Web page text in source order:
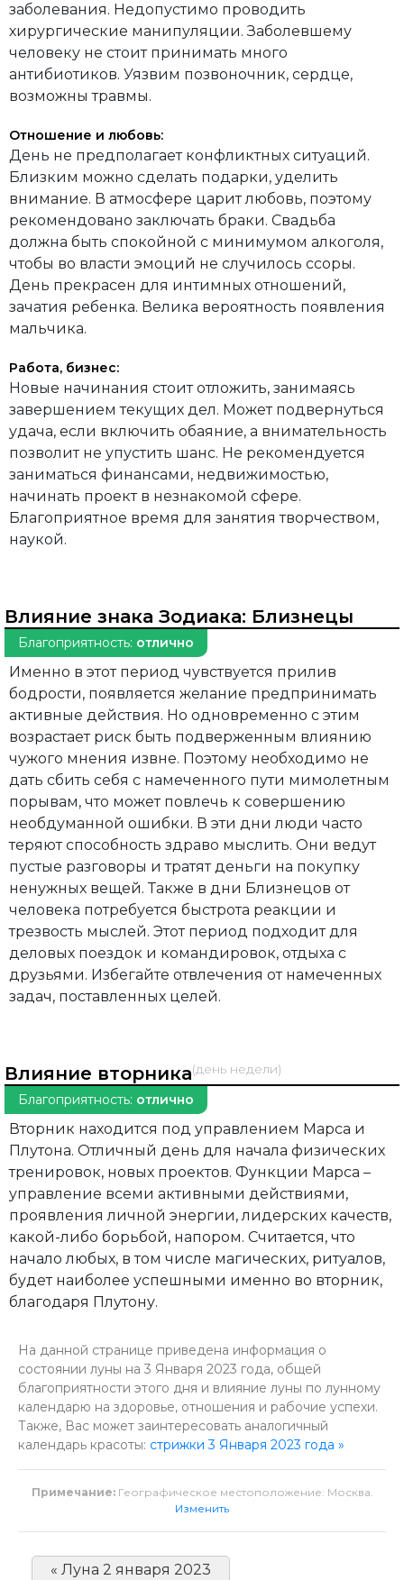
заболевания. Недопустимо проводить
хирургические манипуляции. Заболевшему
человеку не стоит принимать много
антибиотиков. Уязвим позвоночник, сердце,
возможны травмы.
Отношение и любовь:
День не предполагает конфликтных ситуаций.
Близким можно сделать подарки, уделить
внимание. В атмосфере царит любовь, поэтому
рекомендовано заключать браки. Свадьба
должна быть спокойной с минимумом алкоголя,
чтобы во власти эмоций не случилось ссоры.
День прекрасен для интимных отношений,
зачатия ребенка. Велика вероятность появления
мальчика.
Работа, бизнес:
Новые начинания стоит отложить, занимаясь
завершением текущих дел. Может подвернуться
удача, если включить обаяние, а внимательность
позволит не упустить шанс. Не рекомендуется
заниматься финансами, недвижимостью,
начинать проект в незнакомой сфере.
Благоприятное время для занятия творчеством,
наукой.
Влияние знака Зодиака: Близнецы
Благоприятность: отлично
Именно в этот период чувствуется прилив
бодрости, появляется желание предпринимать
активные действия. Но одновременно с этим
возрастает риск быть подверженным влиянию
чужого мнения извне. Поэтому необходимо не
дать сбить себя с намеченного пути мимолетным
порывам, что может повлечь к совершению
необдуманной ошибки. В эти дни люди часто
теряют способность здраво мыслить. Они ведут
пустые разговоры и тратят деньги на покупку
ненужных вещей. Также в дни Близнецов от
человека потребуется быстрота реакции и
трезвость мыслей. Этот период подходит для
деловых поездок и командировок, отдыха с
друзьями. Избегайте отвлечения от намеченных
задач, поставленных целей.
Влияние вторника(день недели)
Благоприятность: отлично
Вторник находится под управлением Марса и
Плутона. Отличный день для начала физических
тренировок, новых проектов. Функции Марса –
управление всеми активными действиями,
проявления личной энергии, лидерских качеств,
какой-либо борьбой, напором. Считается, что
начало любых, в том числе магических, ритуалов,
будет наиболее успешными именно во вторник,
благодаря Плутону.
На данной странице приведена информация о
состоянии луны на 3 Января 2023 года, общей
благоприятности этого дня и влияние луны по лунному
календарю на здоровье, отношения и рабочие успехи.
Также, Вас может заинтересовать аналогичный
календарь красоты: стрижки 3 Января 2023 года »
Примечание: Географическое местоположение: Москва.
Изменить
« Луна 2 января 2023